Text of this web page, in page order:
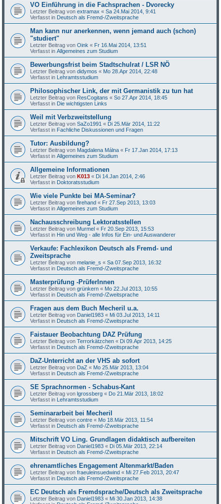
VO Einführung in die Fachsprachen - Dvorecky
Letzter Beitrag vonextramax «Sa 24.Mai 2014, 9:41
Verfasst in Deutsch als Fremd-/Zweitsprache
Man kann nur anerkennen, wenn jemand auch (schon)
"studiert"
Letzter Beitrag vonOink « Fr 16.Mai 2014, 13:51
Verfasst inAllgemeines zum Studium
Bewerbungsfrist beim Stadtschulrat / LSR NÖ
Letzter Beitrag vondidymos « Mo 28.Apr 2014, 22:48
Verfasst in Lehramtsstudium
Philosophischer Link, der mit Germanistik zu tun hat
Letzter Beitrag von ResCogitans «So 27.Apr 2014, 18:45
Verfasst in Die wichtigsten Links
Weil mit Verbzweitstellung
Letzter Beitrag vonSaZo1991 « Di 25.Mär 2014, 11:22
Verfasst in Fachliche Diskussionen und Fragen
Tutor: Ausbildung?
Letzter Beitrag von Magdalena Málna « Fr 17.Jan 2014, 17:13
Verfasst inAllgemeines zum Studium
Allgemeine Informationen
Letzter Beitrag vonK013 « Di 14.Jan 2014, 2:46
Verfasst in Doktoratsstudium
Wie viele Punkte bei MA-Seminar?
Letzter Beitrag vonfirehand « Fr 27.Sep 2013, 13:03
Verfasst inAllgemeines zum Studium
Nachausschreibung Lektoratsstellen
Letzter Beitrag von Murmel « Fr 20.Sep 2013, 15:53
Verfasst in Hin und Weg - alle Infos für Ein- und Auswanderer
Verkaufe: Fachlexikon Deutsch als Fremd- und
Zweitsprache
Letzter Beitrag vonmelanie_s «Sa 07.Sep 2013, 16:32
Verfasst in Deutsch als Fremd-/Zweitsprache
Masterprüfung -PrüferInnen
Letzter Beitrag vongrünkern « Mo 22.Jul 2013, 10:55
Verfasst in Deutsch als Fremd-/Zweitsprache
Fragen aus dem Buch Mecheril u.a.
Letzter Beitrag von Daniel1983 « Mi 03.Jul 2013, 14:11
Verfasst in Deutsch als Fremd-/Zweitsprache
Faistauer Beobachtung DAZ Prüfung
Letzter Beitrag vonTerrorkätzchen « Di 09.Apr 2013, 14:25
Verfasst in Deutsch als Fremd-/Zweitsprache
DaZ-Unterricht an der VHS ab sofort
Letzter Beitrag von DaZ « Mo 25.Mär 2013, 13:04
Verfasst in Deutsch als Fremd-/Zweitsprache
SE Sprachnormen - Schabus-Kant
Letzter Beitrag vonlgrossberg « Do 21.Mär 2013, 18:02
Verfasst in Lehramtsstudium
Seminararbeit bei Mecheril
Letzter Beitrag voncontre « Mo 18.Mär 2013, 11:54
Verfasst in Deutsch als Fremd-/Zweitsprache
Mitschrift VO Ling. Grundlagen didaktisch aufbereiten
Letzter Beitrag von Daniel1983 « Di 05.Mär 2013, 22:14
Verfasst in Deutsch als Fremd-/Zweitsprache
ehrenamtliches Engagement Altenmarkt/Baden
Letzter Beitrag vonfraeuleinsuedwind « Mi 27.Feb 2013, 20:47
Verfasst in Deutsch als Fremd-/Zweitsprache
EC Deutsch als Fremdsprache/Deutsch als Zweitsprache
Letzter Beitrag von Daniel1983 « Mi 30.Jan 2013, 14:38